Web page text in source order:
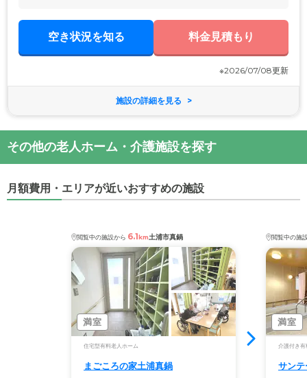
空き状況を知る 料金見積もり
※2026/07/08更新
施設の詳細を見る
その他の老人ホーム・介護施設を探す
月額費用・エリアが近いおすすめの施設
閲覧中の施設から 6.1km土浦市真鍋
満室
住宅型有料老人ホーム
まごころの家土浦真鍋
閲覧中の施
満室
介護付き有
サン